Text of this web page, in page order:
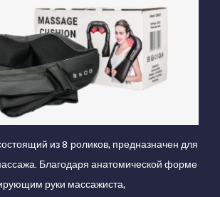
из 8 роликов, предназначен для
Благодаря анатомической форме
руки массажиста,